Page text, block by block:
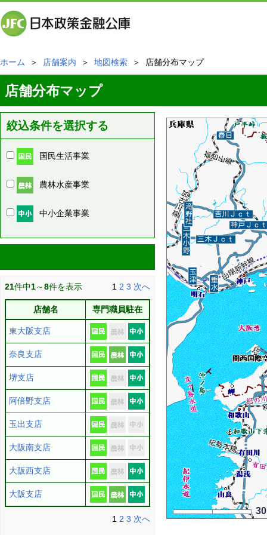
ホーム ＞ 店舗案内 ＞ 地図検索 ＞ 店舗分布マップ
店舗分布マップ
絞込条件を選択する
国民生活事業
農林水産事業
中小企業事業
21件中1～8件を表示 1 2 3 次へ
店舗名 専門職員駐在
東大阪支店
奈良支店
堺支店
阿倍野支店
玉出支店
大阪南支店
大阪西支店
大阪支店
1 2 3 次へ